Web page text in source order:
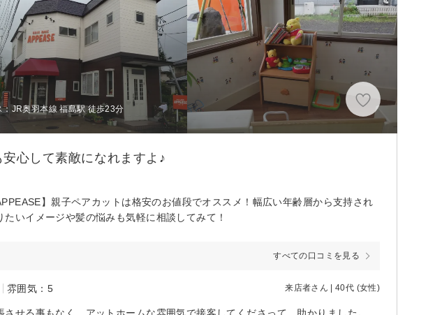
：JR奥羽本線 福島駅 徒歩23分
心して素敵になれますよ♪
】親子ペアカットは格安のお値段でオススメ！幅広い年齢層から支持され
いイメージや髪の悩みも気軽に相談してみて！
すべての口コミを見る
雰囲気：5 来店者さん | 40代 (女性)